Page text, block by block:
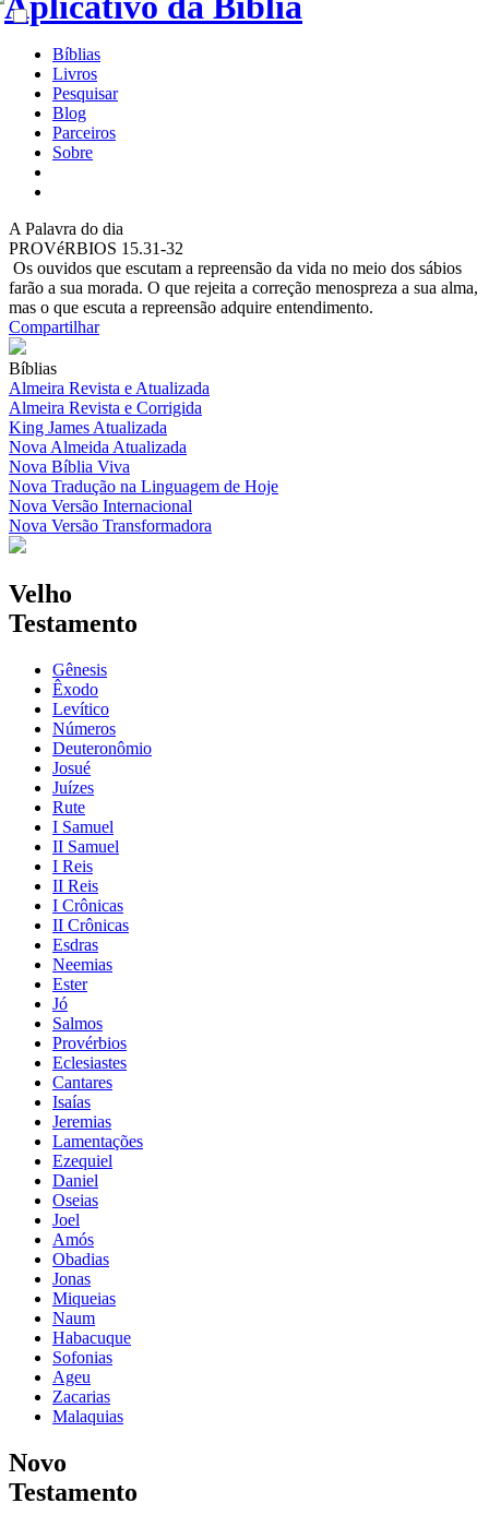
Bíblias
Livros
Pesquisar
Blog
Parceiros
Sobre
A Palavra do dia
PROVéRBIOS 15.31-32
Os ouvidos que escutam a repreensão da vida no meio dos sábios
farão a sua morada. O que rejeita a correção menospreza a sua alma,
mas o que escuta a repreensão adquire entendimento.
Compartilhar
Bíblias
Almeira Revista e Atualizada
Almeira Revista e Corrigida
King James Atualizada
Nova Almeida Atualizada
Nova Bíblia Viva
Nova Tradução na Linguagem de Hoje
Nova Versão Internacional
Nova Versão Transformadora
Velho
Testamento
Gênesis
Êxodo
Levítico
Números
Deuteronômio
Josué
Juízes
Rute
I Samuel
II Samuel
I Reis
II Reis
I Crônicas
II Crônicas
Esdras
Neemias
Ester
Jó
Salmos
Provérbios
Eclesiastes
Cantares
Isaías
Jeremias
Lamentações
Ezequiel
Daniel
Oseias
Joel
Amós
Obadias
Jonas
Miqueias
Naum
Habacuque
Sofonias
Ageu
Zacarias
Malaquias
Novo
Testamento